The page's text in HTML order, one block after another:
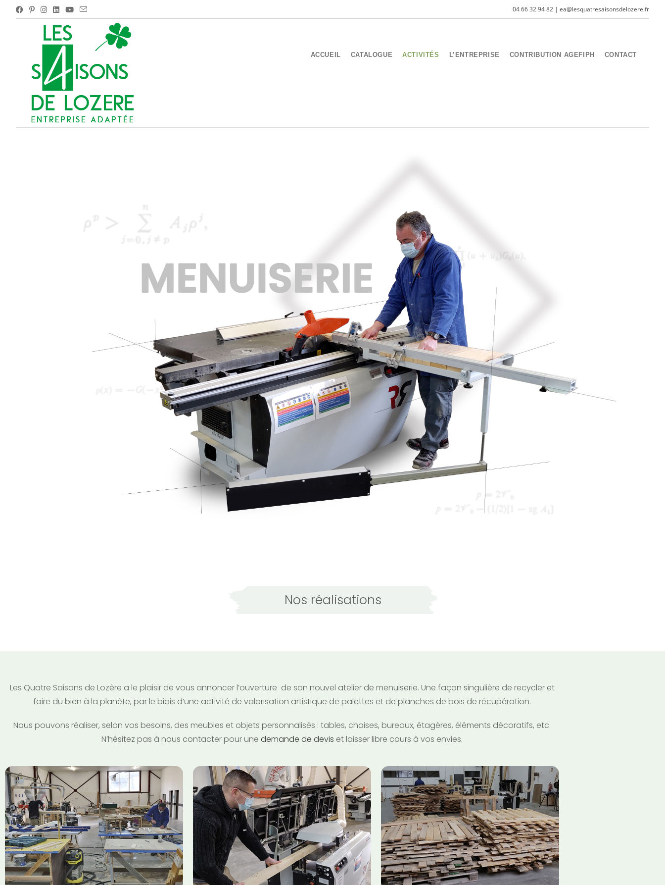
04 66 32 94 82 | ea@lesquatresaisonsdelozere.fr
ACCUEIL CATALOGUE ACTIVITÉS L’ENTREPRISE CONTRIBUTION AGEFIPH CONTACT
Nos réalisations
Les Quatre Saisons de Lozère a le plaisir de vous annoncer l’ouverture de son nouvel atelier de menuiserie. Une façon singulière de recycler et
faire du bien à la planète, par le biais d’une activité de valorisation artistique de palettes et de planches de bois de récupération.
Nous pouvons réaliser, selon vos besoins, des meubles et objets personnalisés : tables, chaises, bureaux, étagères, éléments décoratifs, etc.
N’hésitez pas à nous contacter pour une demande de devis et laisser libre cours à vos envies.